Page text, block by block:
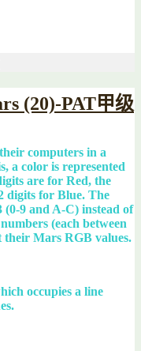
(20)-PAT甲级
computers in a
a color is represented
are for Red, the
digits for Blue. The
(0-9 and A-C) instead of
(each between
their Mars RGB values.
occupies a line